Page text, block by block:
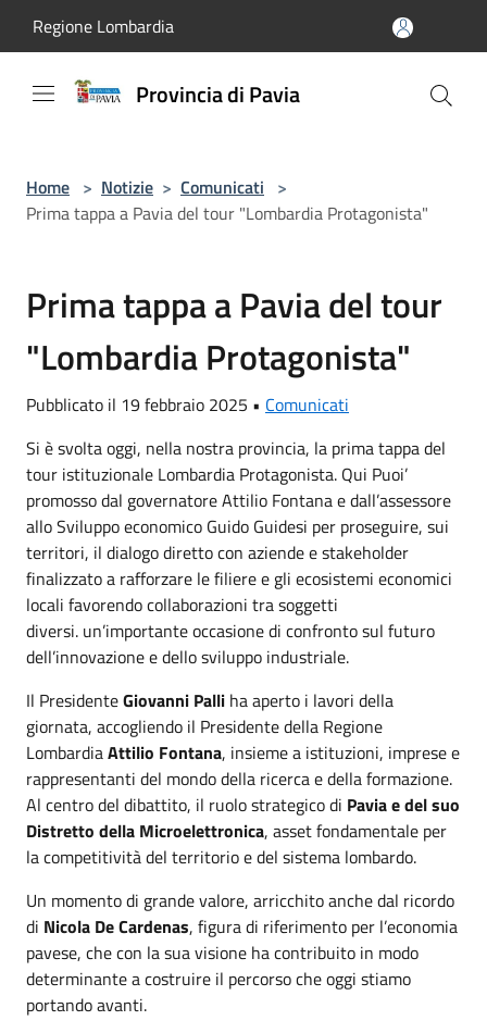
Regione Lombardia
Provincia di Pavia
Home > Notizie > Comunicati >
Prima tappa a Pavia del tour "Lombardia Protagonista"
Prima tappa a Pavia del tour
"Lombardia Protagonista"
Pubblicato il 19 febbraio 2025 • Comunicati
Si è svolta oggi, nella nostra provincia, la prima tappa del
tour istituzionale Lombardia Protagonista. Qui Puoi’
promosso dal governatore Attilio Fontana e dall’assessore
allo Sviluppo economico Guido Guidesi per proseguire, sui
territori, il dialogo diretto con aziende e stakeholder
finalizzato a rafforzare le filiere e gli ecosistemi economici
locali favorendo collaborazioni tra soggetti
diversi. un’importante occasione di confronto sul futuro
dell’innovazione e dello sviluppo industriale.
Il PresidenteGiovanni Palli ha aperto i lavori della
giornata, accogliendo il Presidente della Regione
LombardiaAttilio Fontana, insieme a istituzioni, imprese e
rappresentanti del mondo della ricerca e della formazione.
Al centro del dibattito, il ruolo strategico di Pavia e del suo
Distretto della Microelettronica, asset fondamentale per
la competitività del territorio e del sistema lombardo.
Un momento di grande valore, arricchito anche dal ricordo
di Nicola De Cardenas, figura di riferimento per l’economia
pavese, che con la sua visione ha contribuito in modo
determinante a costruire il percorso che oggi stiamo
portando avanti.